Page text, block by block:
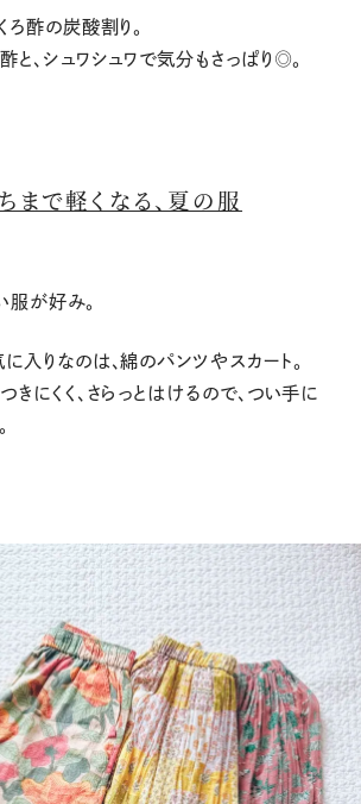
ろ酢の炭酸割り。
と、シュワシュワで気分もさっぱり◎。
まで軽くなる、夏の服
服が好み。
入りなのは、綿のパンツやスカート。
きにくく、さらっとはけるので、つい手に